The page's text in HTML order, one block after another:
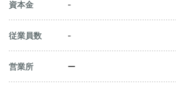
資本金 -
従業員数 -
営業所 ー